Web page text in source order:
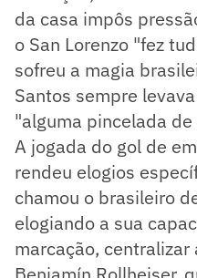
da casa impôs
o San Lorenzo "fez
sofreu a magia
Santos sempre
"alguma pincelada
A jogada do gol de
rendeu elogios
chamou o brasileiro
elogiando a sua
marcação,